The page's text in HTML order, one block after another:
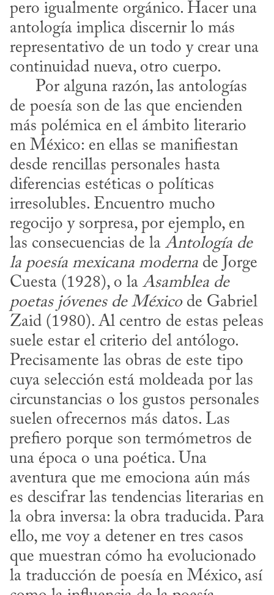
pero igualmente orgánico. Hacer una
antología implica discernir lo más
representativo de un todo y crear una
continuidad nueva, otro cuerpo.
de poesía son de las que encienden
más polémica en el ámbito literario
en México: en ellas se manifiestan
desde rencillas personales hasta
diferencias estéticas o políticas
irresolubles. Encuentro mucho
regocijo y sorpresa, por ejemplo, en
las consecuencias de la Antología de
la poesía mexicana moderna de Jorge
Cuesta (1928), o la Asamblea de
poetas jóvenes de México de Gabriel
Zaid (1980). Al centro de estas peleas
suele estar el criterio del antólogo.
Precisamente las obras de este tipo
cuya selección está moldeada por las
circunstancias o los gustos personales
suelen ofrecernos más datos. Las
prefiero porque son termómetros de
una época o una poética. Una
aventura que me emociona aún más
es descifrar las tendencias literarias en
la obra inversa: la obra traducida. Para
ello, me voy a detener en tres casos
que muestran cómo ha evolucionado
la traducción de poesía en México, así